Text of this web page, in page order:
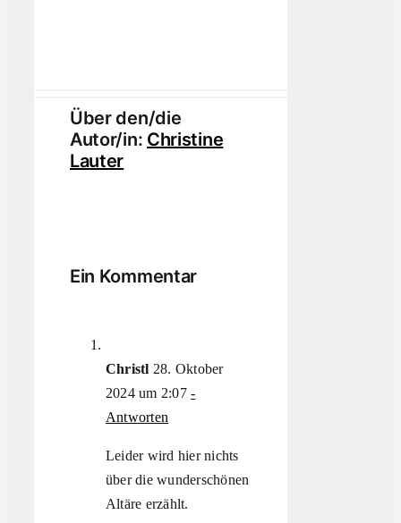
Über den/die
Autor/in: Christine
Lauter
Ein Kommentar
Christl 28. Oktober
2024 um 2:07-
Antworten
Leider wird hier nichts
über die wunderschönen
Altäre erzählt.